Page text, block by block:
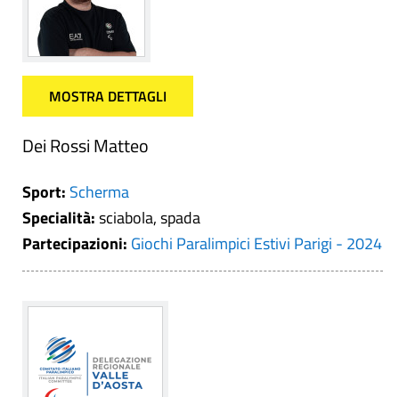
MOSTRA DETTAGLI
Dei Rossi Matteo
Sport: Scherma
Specialità:sciabola, spada
Partecipazioni: Giochi Paralimpici Estivi Parigi - 2024